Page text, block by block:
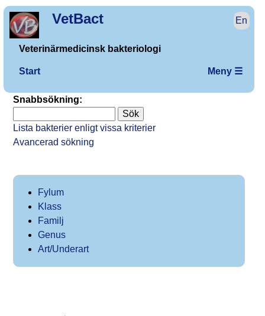
VetBact En
Veterinärmedicinsk bakteriologi
Start Meny ☰
Snabbsökning:
Lista bakterier enligt vissa kriterier
Avancerad sökning
Fylum
Klass
Familj
Genus
Art/Underart